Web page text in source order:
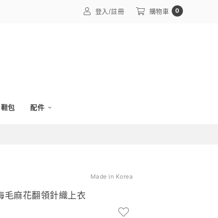
登入/註冊 購物車 0
鞋包 配件
Made in Korea
麻花翻領針織上衣